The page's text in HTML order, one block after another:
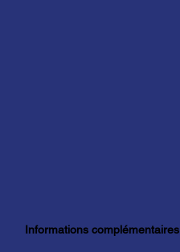
Informations complémentaires